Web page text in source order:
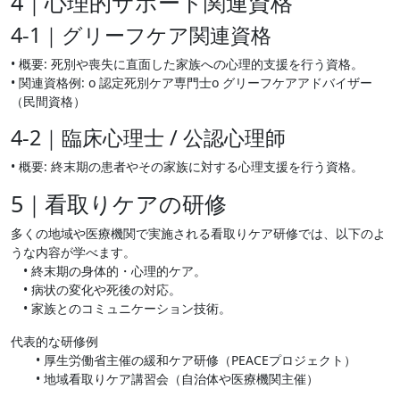
4-1｜グリーフケア関連資格
• 概要: 死別や喪失に直面した家族への心理的支援を行う資格。
• 関連資格例: o 認定死別ケア専門士o グリーフケアアドバイザー
（民間資格）
4-2｜臨床心理士 / 公認心理師
• 概要: 終末期の患者やその家族に対する心理支援を行う資格。
5｜看取りケアの研修
多くの地域や医療機関で実施される看取りケア研修では、以下のよ
うな内容が学べます。
• 終末期の身体的・心理的ケア。
• 病状の変化や死後の対応。
• 家族とのコミュニケーション技術。
代表的な研修例
• 厚生労働省主催の緩和ケア研修（PEACEプロジェクト）
• 地域看取りケア講習会（自治体や医療機関主催）